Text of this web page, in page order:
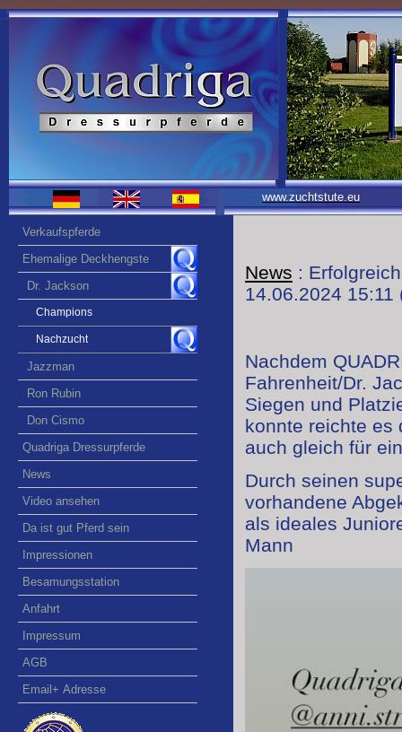
Verkaufspferde
Ehemalige Deckhengste
Dr. Jackson
Champions
Nachzucht
Jazzman
Ron Rubin
Don Cismo
Quadriga Dressurpferde
News
Video ansehen
Da ist gut Pferd sein
Impressionen
Besamungsstation
Anfahrt
Impressum
AGB
Email+ Adresse
www.zuchtstute.eu
News :
14.06.2024 15:11
Nachdem
Fahrenheit/Dr.
Siegen und
konnte reichte es
auch gleich für
Durch seinen
vorhandene
als ideales
Mann